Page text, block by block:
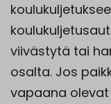
viivästytä tai
osalta. Jos
vapaana